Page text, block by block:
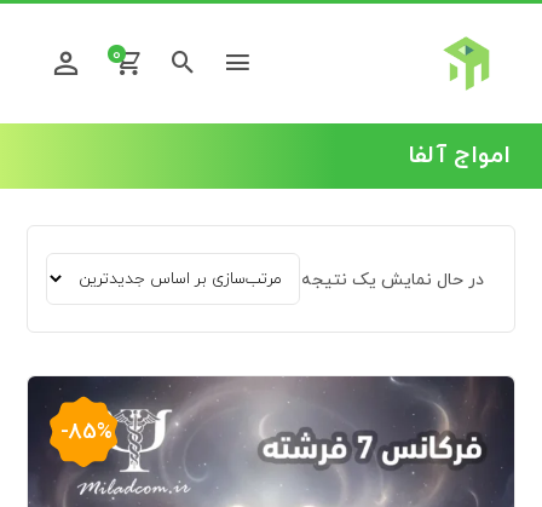
0
امواج آلفا
در حال نمایش یک نتیجه
-85%